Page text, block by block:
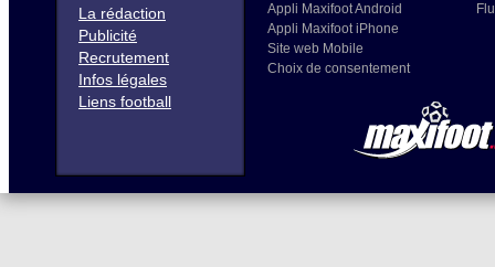
La rédaction
Publicité
Recrutement
Infos légales
Liens football
Appli Maxifoot Android
Appli Maxifoot iPhone
Site web Mobile
Choix de consentement